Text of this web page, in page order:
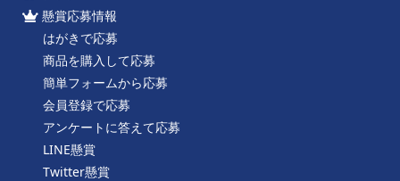
懸賞応募情報
はがきで応募
商品を購入して応募
簡単フォームから応募
会員登録で応募
アンケートに答えて応募
LINE懸賞
Twitter懸賞